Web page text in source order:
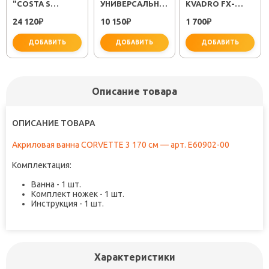
не забудьте купить
"COSTA S
24 120₽
ДОБАВИТЬ
УНИВЕРСАЛЬНЫЙ
LM1151C"
10 150₽
ДОБАВИТЬ
KVADRO FX-
1 700₽
ДОБАВИТЬ
Описание товара
ОПИСАНИЕ ТОВАРА
Акриловая ванна CORVETTE 3 170 см — арт. E60902-00
Комплектация:
Ванна - 1 шт.
Комплект ножек - 1 шт.
Инструкция - 1 шт.
Характеристики